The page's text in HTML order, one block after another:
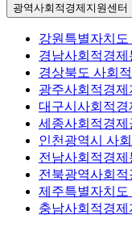
광역사회적경제지원센터
강원특별자치
경남사회적경제
경상북도 사회
광주사회적경제
대구시사회적경
세종사회적경제
인천광역시 사
전남사회적경제
전북광역사회적
제주특별자치도
충남사회적경제